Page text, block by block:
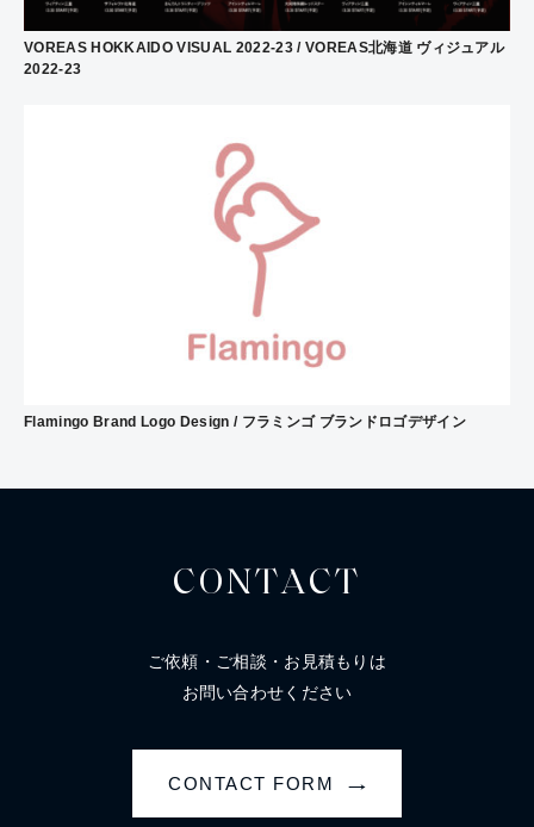
VOREAS HOKKAIDO VISUAL 2022-23 / VOREAS北海道 ヴィジュアル
2022-23
Flamingo Brand Logo Design / フラミンゴ ブランドロゴデザイン
CONTACT
ご依頼・ご相談・お見積もりは
お問い合わせください
CONTACT FORM →